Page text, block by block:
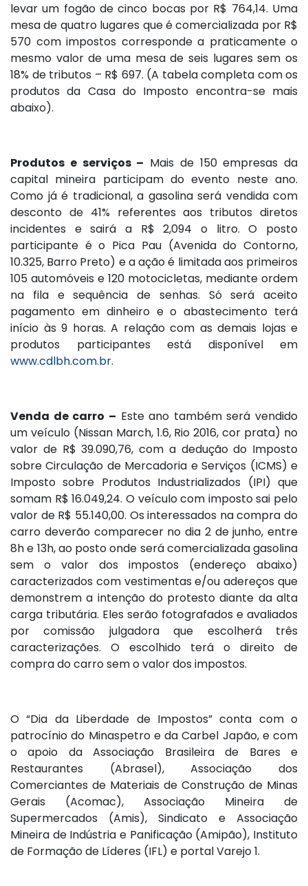
levar um fogão de cinco bocas por R$ 764,14. Uma
mesa de quatro lugares que é comercializada por R$
570 com impostos corresponde a praticamente o
mesmo valor de uma mesa de seis lugares sem os
18% de tributos – R$ 697. (A tabela completa com os
produtos da Casa do Imposto encontra-se mais
abaixo).
Produtos e serviços – Mais de 150 empresas da
capital mineira participam do evento neste ano.
Como já é tradicional, a gasolina será vendida com
desconto de 41% referentes aos tributos diretos
incidentes e sairá a R$ 2,094 o litro. O posto
participante é o Pica Pau (Avenida do Contorno,
10.325, Barro Preto) e a ação é limitada aos primeiros
105 automóveis e 120 motocicletas, mediante ordem
na fila e sequência de senhas. Só será aceito
pagamento em dinheiro e o abastecimento terá
início às 9 horas. A relação com as demais lojas e
produtos participantes está disponível em
www.cdlbh.com.br.
Venda de carro – Este ano também será vendido
um veículo (Nissan March, 1.6, Rio 2016, cor prata) no
valor de R$ 39.090,76, com a dedução do Imposto
sobre Circulação de Mercadoria e Serviços (ICMS) e
Imposto sobre Produtos Industrializados (IPI) que
somam R$ 16.049,24. O veículo com imposto sai pelo
valor de R$ 55.140,00. Os interessados na compra do
carro deverão comparecer no dia 2 de junho, entre
8h e 13h, ao posto onde será comercializada gasolina
sem o valor dos impostos (endereço abaixo)
caracterizados com vestimentas e/ou adereços que
demonstrem a intenção do protesto diante da alta
carga tributária. Eles serão fotografados e avaliados
por comissão julgadora que escolherá três
caracterizações. O escolhido terá o direito de
compra do carro sem o valor dos impostos.
O “Dia da Liberdade de Impostos” conta com o
patrocínio do Minaspetro e da Carbel Japão, e com
o apoio da Associação Brasileira de Bares e
Restaurantes (Abrasel), Associação dos
Comerciantes de Materiais de Construção de Minas
Gerais (Acomac), Associação Mineira de
Supermercados (Amis), Sindicato e Associação
Mineira de Indústria e Panificação (Amipão), Instituto
de Formação de Líderes (IFL) e portal Varejo 1.